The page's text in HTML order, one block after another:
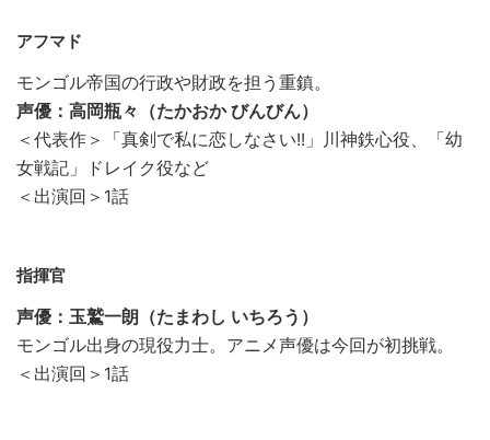
アフマド
モンゴル帝国の行政や財政を担う重鎮。
声優：高岡瓶々（たかおか びんびん）
＜代表作＞「真剣で私に恋しなさい!!」川神鉄心役、「幼
女戦記」ドレイク役など
＜出演回＞1話
指揮官
声優：玉鷲一朗（たまわし いちろう）
モンゴル出身の現役力士。アニメ声優は今回が初挑戦。
＜出演回＞1話